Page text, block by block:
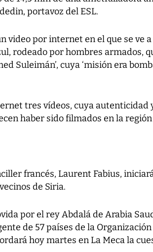
portavoz del ESL.
video por internet en el que se ve
rodeado por hombres armados,
Suleimán’, cuya ‘misión era
tres vídeos, cuya autenticidad
haber sido filmados en la
francés, Laurent Fabius,
de Siria.
por el rey Abdalá de Arabia
de 57 países de la Organización
hoy martes en La Meca la